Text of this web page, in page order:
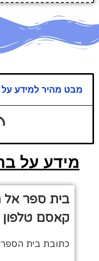
מבט מהיר למידע על
מידע על
בית ספר אל
קאסם טלפון
כתובת בית